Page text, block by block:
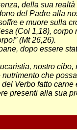
della sua
del Padre alla
e muore sulla
(Col 1,18),
(Mt 26,26).
dopo essere
nostro
nutrimento che
Verbo fatto
presenti alla sua